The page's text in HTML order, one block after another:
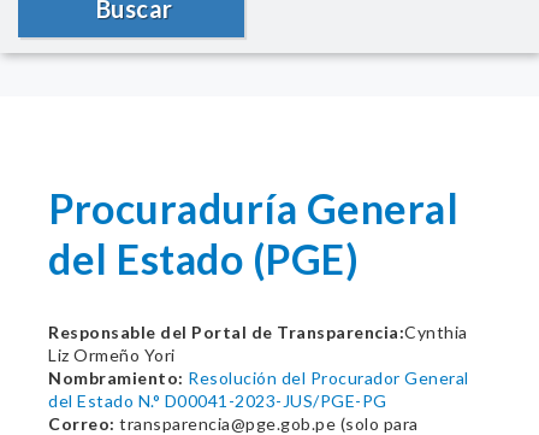
Buscar
Procuraduría General
del Estado (PGE)
Responsable del Portal de Transparencia:Cynthia
Liz Ormeño Yori
Nombramiento: Resolución del Procurador General
del Estado N.° D00041-2023-JUS/PGE-PG
Correo: transparencia@pge.gob.pe (solo para